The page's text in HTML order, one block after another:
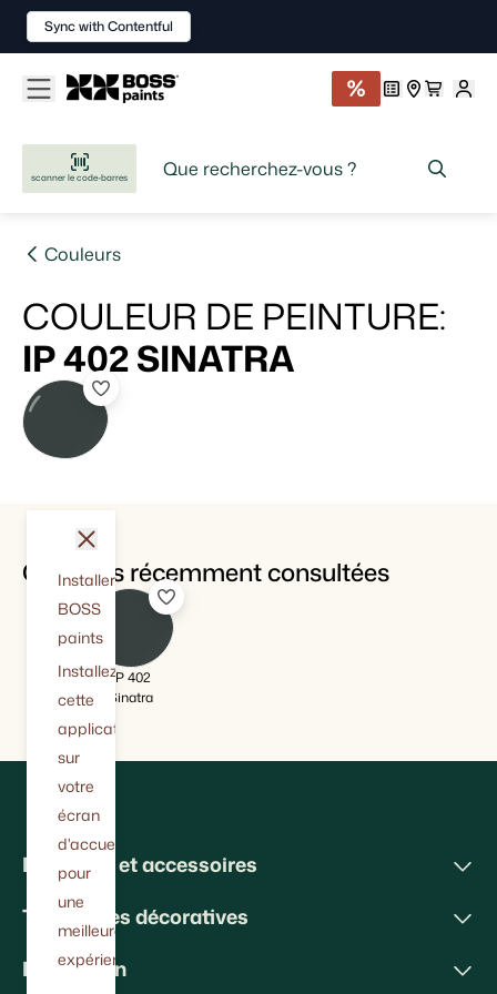
scanner le code-barres
Couleurs
COULEUR DE PEINTURE:
IP 402SINATRA
Couleurs récemment consultées
IP 402
Sinatra
Peintures et accessoires
Techniques décoratives
Inspiration
Installer
BOSS
paints
Installez
cette
application
sur
votre
écran
d'accueil
pour
une
meilleure
expérience.
fermer
Sync with Contentful